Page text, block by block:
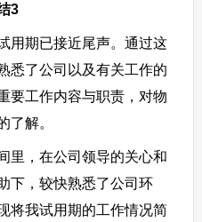
3
期已接近尾声。通过这
悉了公司以及有关工作的
要工作内容与职责，对物
了解。
，在公司领导的关心和
下，较快熟悉了公司环
将我试用期的工作情况简